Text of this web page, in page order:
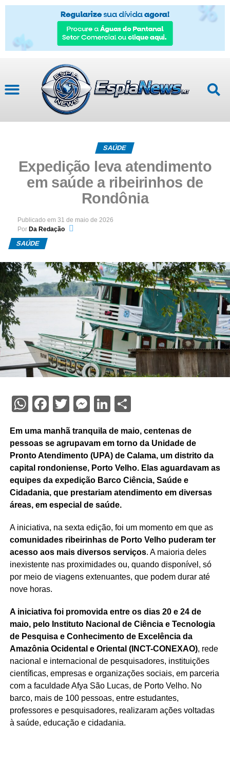
SAÚDE
Expedição leva atendimento
em saúde a ribeirinhos de
Rondônia
Publicado em 31 de maio de 2026
Por Da Redação
SAÚDE
WhatsApp
Facebook
Twitter
Messenger
LinkedIn
Share
Em uma manhã tranquila de maio, centenas de
pessoas se agrupavam em torno da Unidade de
Pronto Atendimento (UPA) de Calama, um distrito da
capital rondoniense, Porto Velho. Elas aguardavam as
equipes da expedição Barco Ciência, Saúde e
Cidadania, que prestariam atendimento em diversas
áreas, em especial de saúde.
A iniciativa, na sexta edição, foi um momento em que as
comunidades ribeirinhas de Porto Velho puderam ter
acesso aos mais diversos serviços. A maioria deles
inexistente nas proximidades ou, quando disponível, só
por meio de viagens extenuantes, que podem durar até
nove horas.
A iniciativa foi promovida entre os dias 20 e 24 de
maio, pelo Instituto Nacional de Ciência e Tecnologia
de Pesquisa e Conhecimento de Excelência da
Amazônia Ocidental e Oriental (INCT-CONEXAO), rede
nacional e internacional de pesquisadores, instituições
científicas, empresas e organizações sociais, em parceria
com a faculdade Afya São Lucas, de Porto Velho. No
barco, mais de 100 pessoas, entre estudantes,
professores e pesquisadores, realizaram ações voltadas
à saúde, educação e cidadania.